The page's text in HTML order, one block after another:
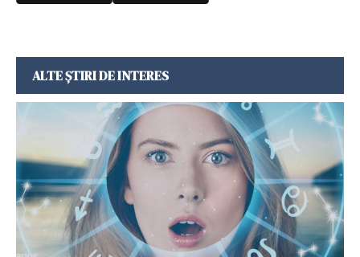
ALTE ȘTIRI DE INTERES